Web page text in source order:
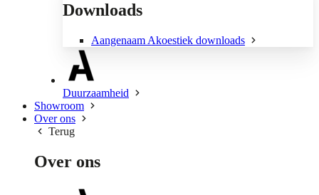
Downloads
Aangenaam Akoestiek downloads
Duurzaamheid
Showroom
Over ons
Terug
Over ons